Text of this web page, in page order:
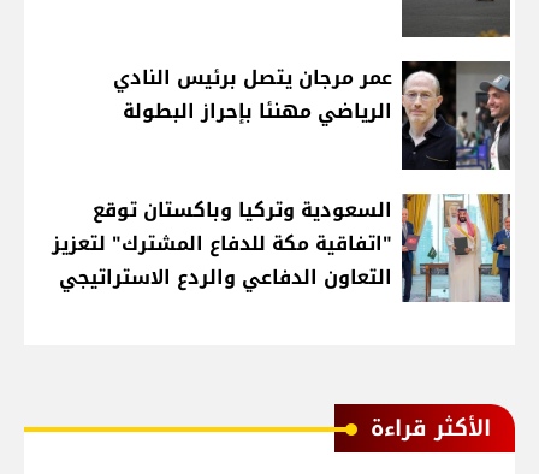
عمر مرجان يتصل برئيس النادي
الرياضي مهنئا بإحراز البطولة
السعودية وتركيا وباكستان توقع
"اتفاقية مكة للدفاع المشترك" لتعزيز
التعاون الدفاعي والردع الاستراتيجي
الأكثر قراءة